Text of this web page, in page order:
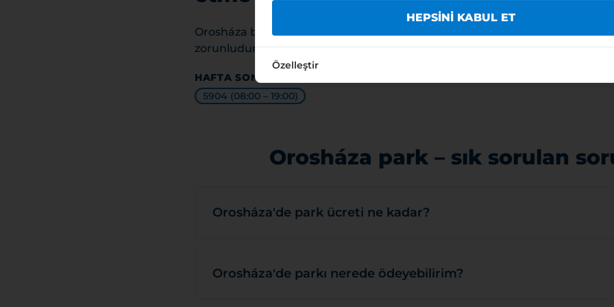
Orosháza bölgesinin çoğu zonunda ücret ödeme iş günlerinde 08:00 ile
zorunludur; bunun dışında park etme ücretsizdir.
HAFTA SONLARI DA ÜCRETLI BÖLGELER:
5904 (08:00 – 19:00)
Orosháza park – sık sorulan
Orosháza'de park ücreti ne kadar?
Orosháza'de parkı nerede ödeyebilirim?
HEPSINI KABUL ET
Özelleştir